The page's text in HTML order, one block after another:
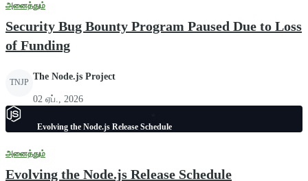
அனைத்தும்
Security Bug Bounty Program Paused Due to Loss
of Funding
TNJP
The Node.js Project
02 ஏப்., 2026
Evolving the Node.js Release Schedule
அனைத்தும்
Evolving the Node.js Release Schedule